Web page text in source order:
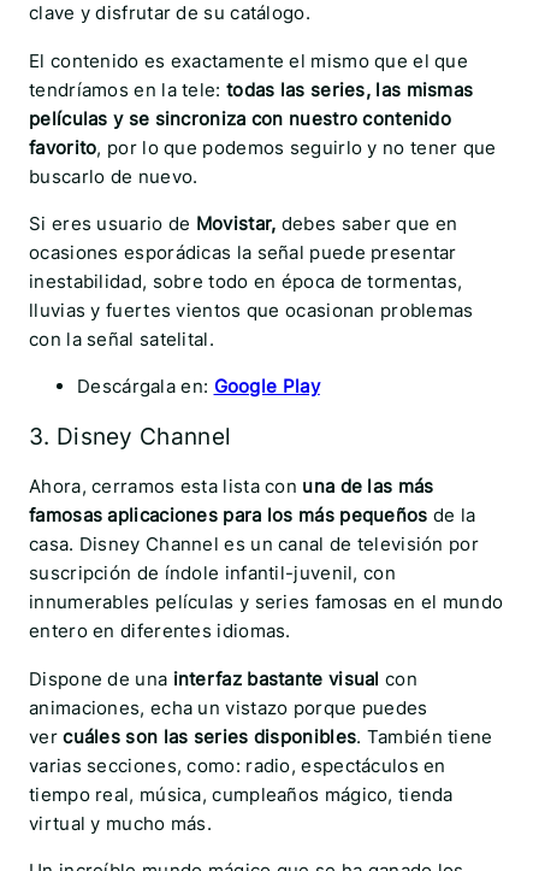
clave y disfrutar de su catálogo.
El contenido es exactamente el mismo que el que
tendríamos en la tele: todas las series, las mismas
películas y se sincroniza con nuestro contenido
favorito, por lo que podemos seguirlo y no tener que
buscarlo de nuevo.
Si eres usuario de Movistar, debes saber que en
ocasiones esporádicas la señal puede presentar
inestabilidad, sobre todo en época de tormentas,
lluvias y fuertes vientos que ocasionan problemas
con la señal satelital.
Descárgala en: Google Play
3. Disney Channel
Ahora, cerramos esta lista con una de las más
famosas aplicaciones para los más pequeños de la
casa. Disney Channel es un canal de televisión por
suscripción de índole infantil-juvenil, con
innumerables películas y series famosas en el mundo
entero en diferentes idiomas.
Dispone de una interfaz bastante visual con
animaciones, echa un vistazo porque puedes
vercuáles son las series disponibles. También tiene
varias secciones, como: radio, espectáculos en
tiempo real, música, cumpleaños mágico, tienda
virtual y mucho más.